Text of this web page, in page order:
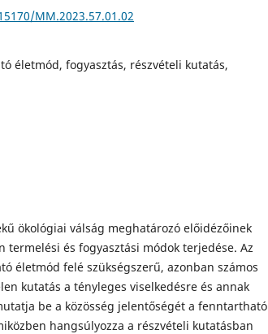
MM.2023.57.01.02
életmód, fogyasztás, részvételi kutatás,
ökológiai válság meghatározó előidézőinek
termelési és fogyasztási módok terjedése. Az
életmód felé szükségszerű, azonban számos
kutatás a tényleges viselkedésre és annak
be a közösség jelentőségét a fenntartható
hangsúlyozza a részvételi kutatásban